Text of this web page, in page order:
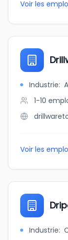
Voir les
Industrie:
1-10
Voir les
Industrie: